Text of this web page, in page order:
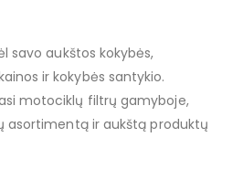
savo aukštos kokybės,
ir kokybės santykio.
motociklų filtrų gamyboje,
asortimentą ir aukštą produktų